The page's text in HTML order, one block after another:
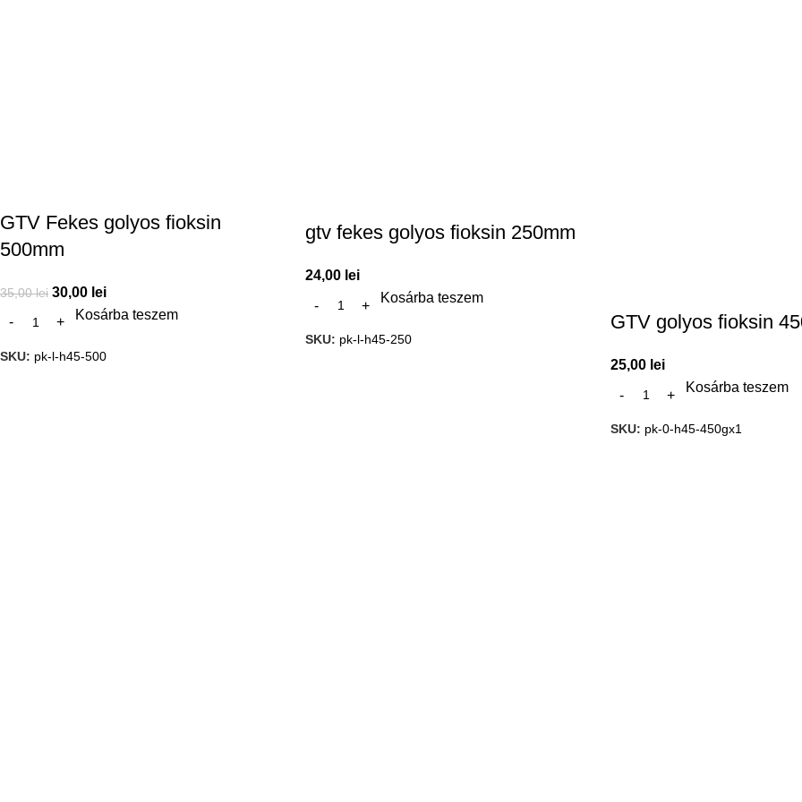
GTV Fekes golyos fioksin
500mm
35,00lei 30,00 lei
Kosárba teszem
SKU: pk-l-h45-500
gtv fekes golyos fioksin 250mm
24,00 lei
Kosárba teszem
SKU: pk-l-h45-250
GTV golyos fioksin
25,00 lei
Kosárba teszem
SKU: pk-0-h45-450gx1